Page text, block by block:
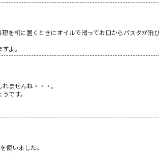
を机に置くときにオイルで滑ってお皿からパスタが飛
よ。
ませんね・・・。
です。
使いました。